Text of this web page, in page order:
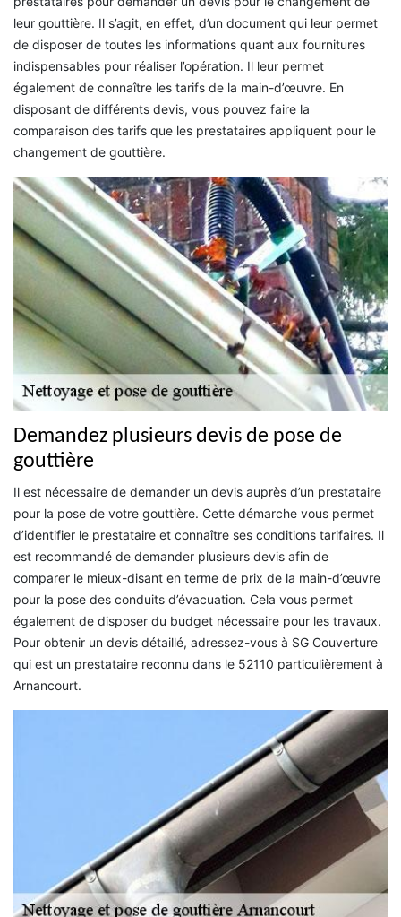
leur gouttière. Il s’agit, en effet, d’un document qui leur permet
de disposer de toutes les informations quant aux fournitures
indispensables pour réaliser l’opération. Il leur permet
également de connaître les tarifs de la main-d’œuvre. En
disposant de différents devis, vous pouvez faire la
comparaison des tarifs que les prestataires appliquent pour le
changement de gouttière.
Demandez plusieurs devis de pose de
gouttière
Il est nécessaire de demander un devis auprès d’un prestataire
pour la pose de votre gouttière. Cette démarche vous permet
d’identifier le prestataire et connaître ses conditions tarifaires. Il
est recommandé de demander plusieurs devis afin de
comparer le mieux-disant en terme de prix de la main-d’œuvre
pour la pose des conduits d’évacuation. Cela vous permet
également de disposer du budget nécessaire pour les travaux.
Pour obtenir un devis détaillé, adressez-vous à SG Couverture
qui est un prestataire reconnu dans le 52110 particulièrement à
Arnancourt.